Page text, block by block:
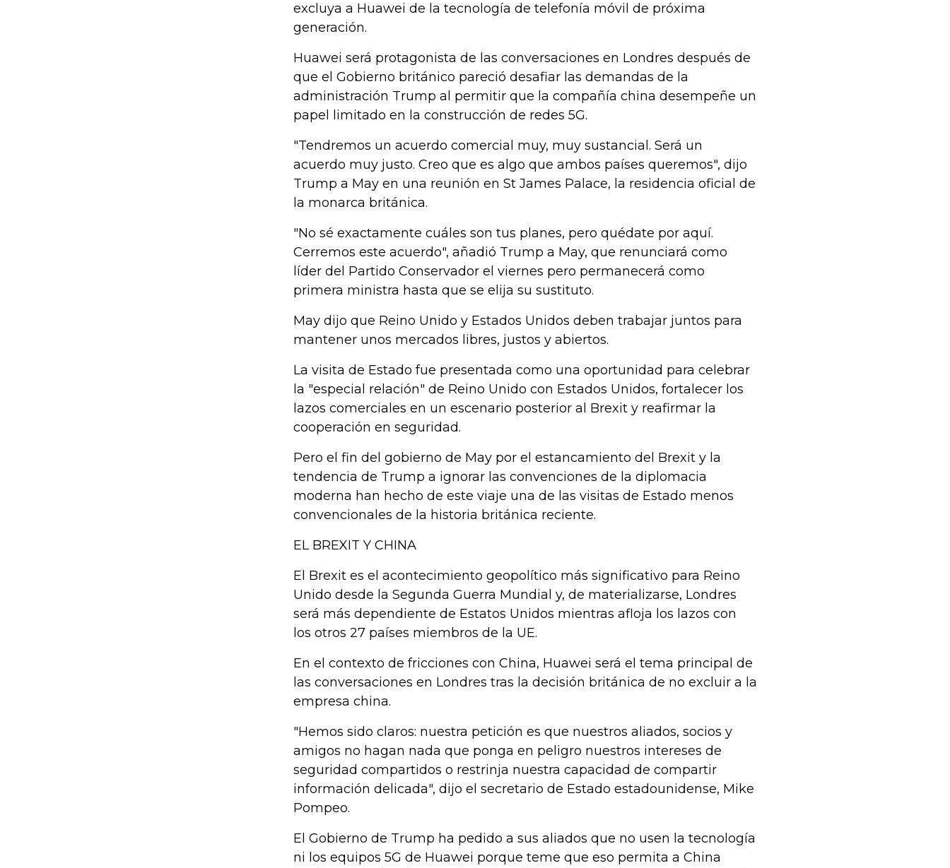
excluya a Huawei de la tecnología de telefonía móvil de próxima
generación.
Huawei será protagonista de las conversaciones en Londres después de
que el Gobierno británico pareció desafiar las demandas de la
administración Trump al permitir que la compañía china desempeñe un
papel limitado en la construcción de redes 5G.
"Tendremos un acuerdo comercial muy, muy sustancial. Será un
acuerdo muy justo. Creo que es algo que ambos países queremos", dijo
Trump a May en una reunión en St James Palace, la residencia oficial de
la monarca británica.
"No sé exactamente cuáles son tus planes, pero quédate por aquí.
Cerremos este acuerdo", añadió Trump a May, que renunciará como
líder del Partido Conservador el viernes pero permanecerá como
primera ministra hasta que se elija su sustituto.
May dijo que Reino Unido y Estados Unidos deben trabajar juntos para
mantener unos mercados libres, justos y abiertos.
La visita de Estado fue presentada como una oportunidad para celebrar
la "especial relación" de Reino Unido con Estados Unidos, fortalecer los
lazos comerciales en un escenario posterior al Brexit y reafirmar la
cooperación en seguridad.
Pero el fin del gobierno de May por el estancamiento del Brexit y la
tendencia de Trump a ignorar las convenciones de la diplomacia
moderna han hecho de este viaje una de las visitas de Estado menos
convencionales de la historia británica reciente.
EL BREXIT Y CHINA
El Brexit es el acontecimiento geopolítico más significativo para Reino
Unido desde la Segunda Guerra Mundial y, de materializarse, Londres
será más dependiente de Estatos Unidos mientras afloja los lazos con
los otros 27 países miembros de la UE.
En el contexto de fricciones con China, Huawei será el tema principal de
las conversaciones en Londres tras la decisión británica de no excluir a la
empresa china.
"Hemos sido claros: nuestra petición es que nuestros aliados, socios y
amigos no hagan nada que ponga en peligro nuestros intereses de
seguridad compartidos o restrinja nuestra capacidad de compartir
información delicada", dijo el secretario de Estado estadounidense, Mike
Pompeo.
El Gobierno de Trump ha pedido a sus aliados que no usen la tecnología
ni los equipos 5G de Huawei porque teme que eso permita a China